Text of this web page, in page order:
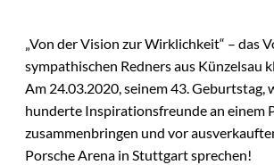
„Von der Vision zur Wirklichkeit“ – das
sympathischen Redners aus Künzelsau
Am 24.03.2020, seinem 43. Geburtstag,
hunderte Inspirationsfreunde an einem
zusammenbringen und vor
Porsche Arena in Stuttgart sprechen!